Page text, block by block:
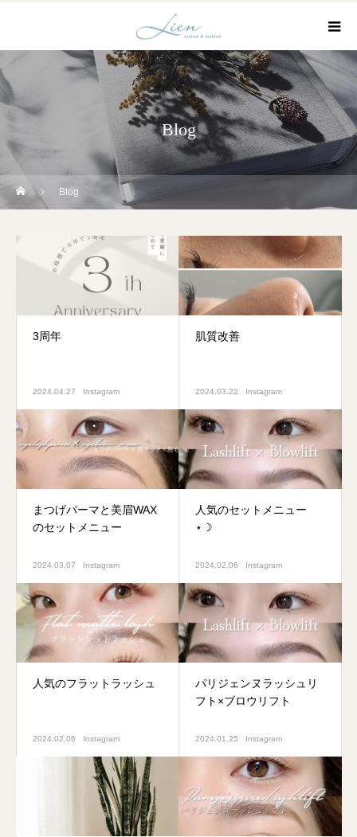
Blog
Blog
3周年
2024.04.27 Instagram
肌質改善
2024.03.22 Instagram
まつげパーマと美眉WAX
のセットメニュー
2024.03.07 Instagram
人気のセットメニュー
⋆☽
2024.02.06 Instagram
人気のフラットラッシュ
2024.02.06 Instagram
パリジェンヌラッシュリ
フト×ブロウリフト
2024.01.25 Instagram